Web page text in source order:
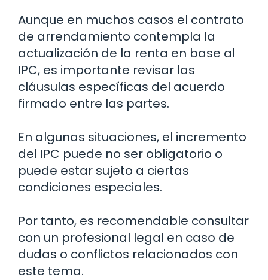
Aunque en muchos casos el contrato
de arrendamiento contempla la
actualización de la renta en base al
IPC, es importante revisar las
cláusulas específicas del acuerdo
firmado entre las partes.
En algunas situaciones, el incremento
del IPC puede no ser obligatorio o
puede estar sujeto a ciertas
condiciones especiales.
Por tanto, es recomendable consultar
con un profesional legal en caso de
dudas o conflictos relacionados con
este tema.